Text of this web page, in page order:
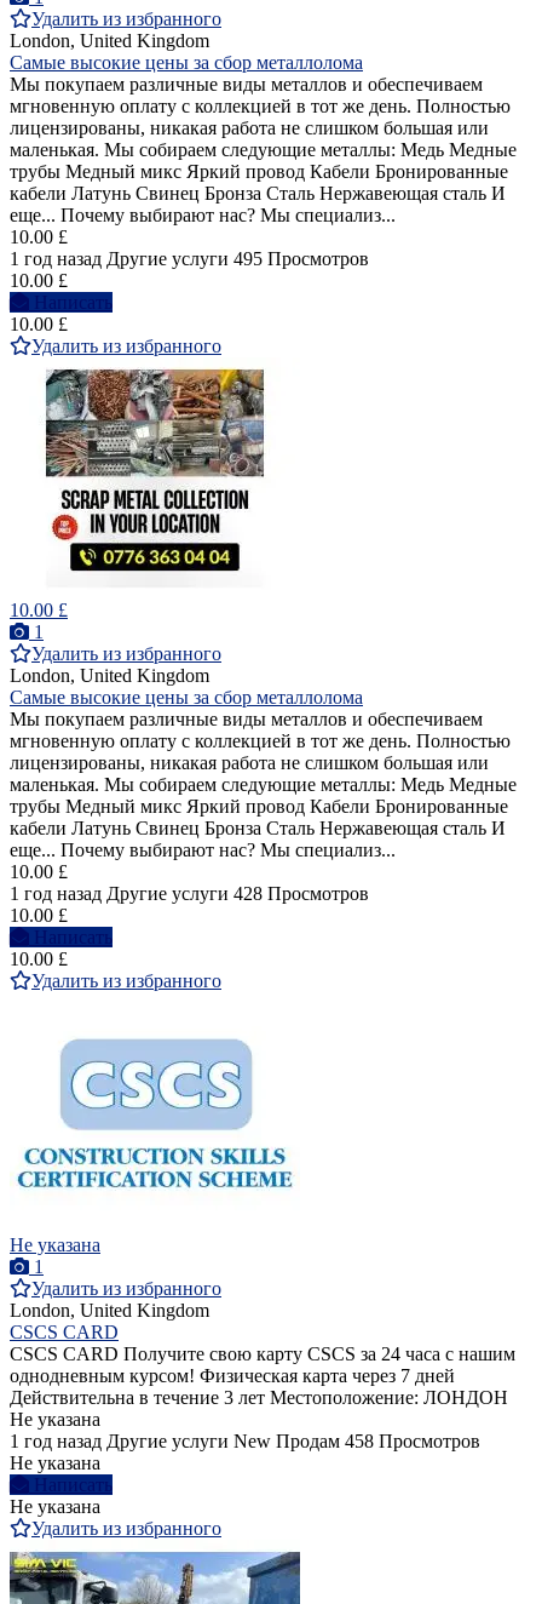
Удалить из избранного
London, United Kingdom
Самые высокие цены за сбор металлолома
Мы покупаем различные виды металлов и обеспечиваем
мгновенную оплату с коллекцией в тот же день. Полностью
лицензированы, никакая работа не слишком большая или
маленькая. Мы собираем следующие металлы: Медь Медные
трубы Медный микс Яркий провод Кабели Бронированные
кабели Латунь Свинец Бронза Сталь Нержавеющая сталь И
еще... Почему выбирают нас? Мы специализ...
10.00 £
1 год назад Другие услуги 495 Просмотров
10.00 £
Написать
10.00 £
Удалить из избранного
10.00 £
1
Удалить из избранного
London, United Kingdom
Самые высокие цены за сбор металлолома
Мы покупаем различные виды металлов и обеспечиваем
мгновенную оплату с коллекцией в тот же день. Полностью
лицензированы, никакая работа не слишком большая или
маленькая. Мы собираем следующие металлы: Медь Медные
трубы Медный микс Яркий провод Кабели Бронированные
кабели Латунь Свинец Бронза Сталь Нержавеющая сталь И
еще... Почему выбирают нас? Мы специализ...
10.00 £
1 год назад Другие услуги 428 Просмотров
10.00 £
Написать
10.00 £
Удалить из избранного
Не указана
1
Удалить из избранного
London, United Kingdom
CSCS CARD
CSCS CARD Получите свою карту CSCS за 24 часа с нашим
однодневным курсом! Физическая карта через 7 дней
Действительна в течение 3 лет Местоположение: ЛОНДОН
Не указана
1 год назад Другие услуги New Продам 458 Просмотров
Не указана
Написать
Не указана
Удалить из избранного